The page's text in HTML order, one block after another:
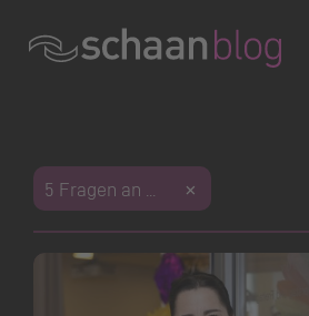
5 Fragen an ...